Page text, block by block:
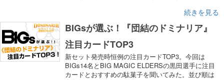
続きを見る
BIGsが選ぶ！『団結のドミナリア』
注目カードTOP3
新セット発売時恒例の注目カードTOP3。今回は
BIGs14名とBIG MAGIC ELDERSの黒田選手に注目
カードとおすすめの駄菓子を聞いてみた。並び順は